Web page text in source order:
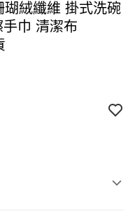
絨纖維 掛式洗碗
巾 清潔布